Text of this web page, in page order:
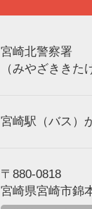
宮崎北警察署
（みやざききた
宮崎駅（バス）
〒880-0818
宮崎県宮崎市錦